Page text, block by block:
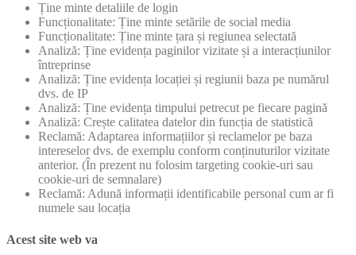
Ține minte detaliile de login
Funcționalitate: Ține minte setările de social media
Funcționalitate: Ține minte țara și regiunea selectată
Analiză: Ține evidența paginilor vizitate și a interacțiunilor
întreprinse
Analiză: Ține evidența locației și regiunii baza pe numărul
dvs. de IP
Analiză: Ține evidența timpului petrecut pe fiecare pagină
Analiză: Crește calitatea datelor din funcția de statistică
Reclamă: Adaptarea informațiilor și reclamelor pe baza
intereselor dvs. de exemplu conform conținuturilor vizitate
anterior. (În prezent nu folosim targeting cookie-uri sau
cookie-uri de semnalare)
Reclamă: Adună informații identificabile personal cum ar fi
numele sau locația
Acest site web va